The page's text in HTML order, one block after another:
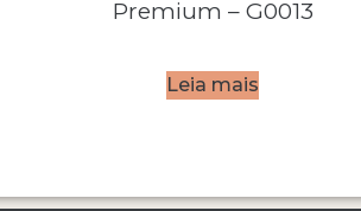
Premium – G0013
Leia mais